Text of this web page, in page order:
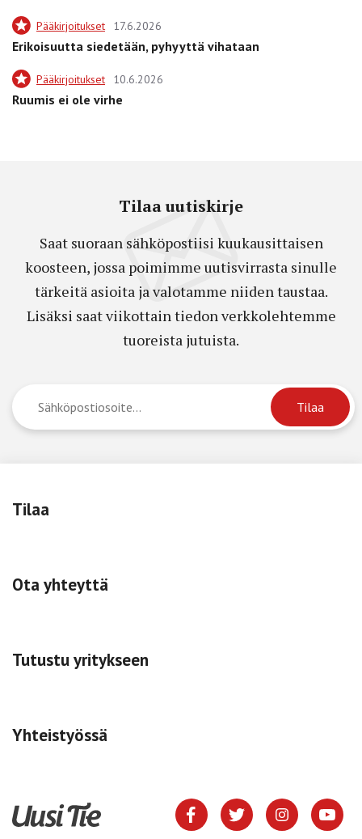
Pääkirjoitukset 17.6.2026
Erikoisuutta siedetään, pyhyyttä vihataan
Pääkirjoitukset 10.6.2026
Ruumis ei ole virhe
Tilaa uutiskirje
Saat suoraan sähköpostiisi kuukausittaisen
koosteen, jossa poimimme uutisvirrasta sinulle
tärkeitä asioita ja valotamme niiden taustaa.
Lisäksi saat viikottain tiedon verkkolehtemme
tuoreista jutuista.
Tilaa
Ota yhteyttä
Tutustu yritykseen
Yhteistyössä